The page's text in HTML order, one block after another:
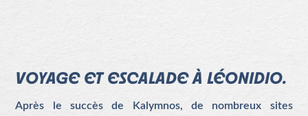
VOYAGE ET ESCALADE À LÉONIDIO.
Après le succès de Kalymnos, de nombreux sites